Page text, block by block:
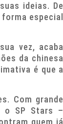
ideias. De
especial
vez, acaba
da chinesa
é que a
Com grande
o SP Stars –
quem já